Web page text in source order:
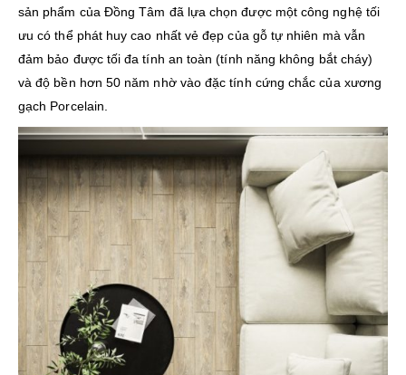
sản phẩm của Đồng Tâm đã lựa chọn được một công nghệ tối
ưu có thể phát huy cao nhất vẻ đẹp của gỗ tự nhiên mà vẫn
đảm bảo được tối đa tính an toàn (tính năng không bắt cháy)
và độ bền hơn 50 năm nhờ vào đặc tính cứng chắc của xương
gạch Porcelain.